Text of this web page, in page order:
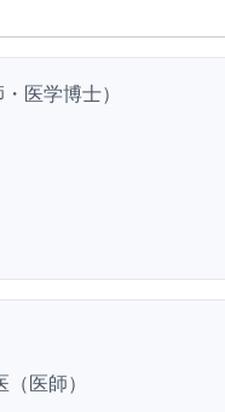
医学博士）
医師）